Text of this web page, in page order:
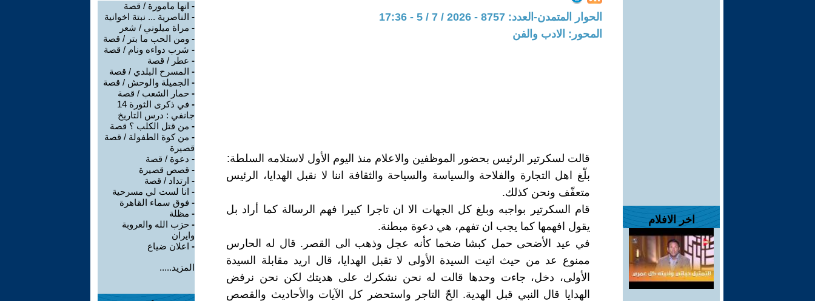
اخر الافلام
الحوار المتمدن-العدد: 8757 - 2026 / 7 / 5 - 17:36
المحور: الادب والفن
قالت لسكرتير الرئيس بحضور الموظفين والاعلام منذ اليوم الأول لاستلامه السلطة:
بلّغ اهل التجارة والفلاحة والسياسة والسياحة والثقافة اننا لا نقبل الهدايا، الرئيس
متعفّف ونحن كذلك.
قام السكرتير بواجبه وبلغ كل الجهات الا ان تاجرا كبيرا فهم الرسالة كما أراد بل
يقول افهمها كما يجب ان تفهم، هي دعوة مبطنة.
في عيد الأضحى حمل كبشا ضخما كأنه عجل وذهب الى القصر. قال له الحارس
ممنوع عد من حيث اتيت السيدة الأولى لا تقبل الهدايا، قال اريد مقابلة السيدة
الأولى، دخل، جاءت وحدها قالت له نحن نشكرك على هديتك لكن نحن نرفض
الهدايا قال النبي قبل الهدية. الحّ التاجر واستحضر كل الآيات والأحاديث والقصص
- انها مامورة / قصة
- الناصرية ... نبتة اخوانية
- مراة ميلوني / شعر
- ومن الحب ما بتر / قصة
- شرب دواءه ونام / قصة
- عطر / قصة
- المسرح البلدي / قصة
- الجميلة والوحش / قصة
- حمار الشعب / قصة
-
في ذكرى الثورة 14
جانفي : درس التاريخ
- من قتل الكلب ؟ قصة
- من كوة الطفولة / قصة
قصيرة
- دعوة / قصة
- قصص قصيرة
- ارتداد / قصة
- انا لست لي مسرحية
- فوق سماء القاهرة
- مظلة
- حزب الله والعروبة
وايران
- اعلان ضياع
المزيد.....